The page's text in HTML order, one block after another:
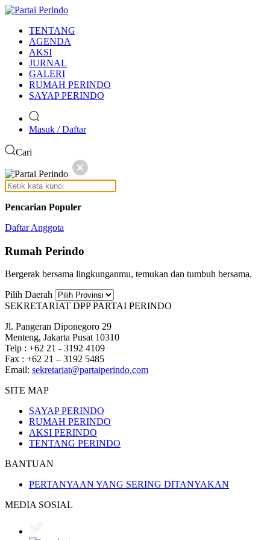
TENTANG
AGENDA
AKSI
JURNAL
GALERI
RUMAH PERINDO
SAYAP PERINDO
Masuk / Daftar
Cari
Pencarian Populer
Daftar Anggota
Rumah Perindo
Bergerak bersama lingkunganmu, temukan dan tumbuh bersama.
Pilih Daerah
SEKRETARIAT DPP PARTAI PERINDO
Jl. Pangeran Diponegoro 29
Menteng, Jakarta Pusat 10310
Telp : +62 21 - 3192 4109
Fax : +62 21 – 3192 5485
Email: sekretariat@partaiperindo.com
SITE MAP
SAYAP PERINDO
RUMAH PERINDO
AKSI PERINDO
TENTANG PERINDO
BANTUAN
PERTANYAAN YANG SERING DITANYAKAN
MEDIA SOSIAL